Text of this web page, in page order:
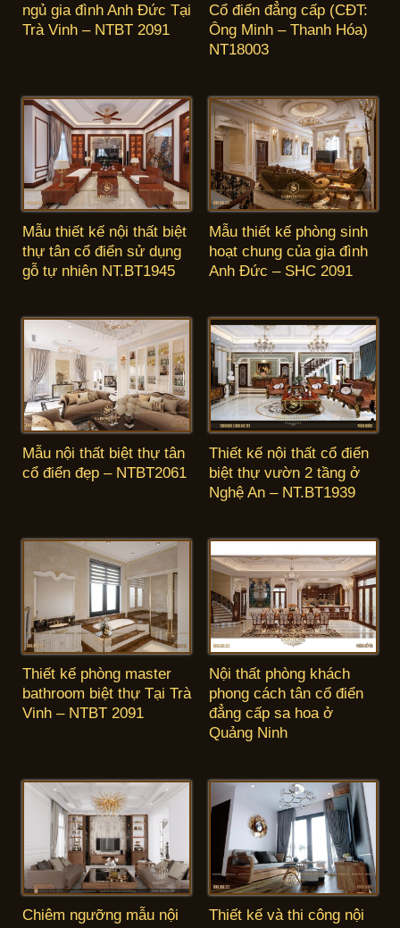
ngủ gia đình Anh Đức Tại
Trà Vinh – NTBT 2091
Cổ điển đẳng cấp (CĐT:
Ông Minh – Thanh Hóa)
NT18003
Mẫu thiết kế nội thất biệt
thự tân cổ điển sử dụng
gỗ tự nhiên NT.BT1945
Mẫu thiết kế phòng sinh
hoạt chung của gia đình
Anh Đức – SHC 2091
Mẫu nội thất biệt thự tân
cổ điển đẹp – NTBT2061
Thiết kế nội thất cổ điển
biệt thự vườn 2 tầng ở
Nghệ An – NT.BT1939
Thiết kế phòng master
bathroom biệt thự Tại Trà
Vinh – NTBT 2091
Nội thất phòng khách
phong cách tân cổ điển
đẳng cấp sa hoa ở
Quảng Ninh
Chiêm ngưỡng mẫu nội
Thiết kế và thi công nội